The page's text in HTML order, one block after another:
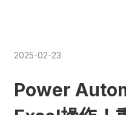
2025-02-23
Power